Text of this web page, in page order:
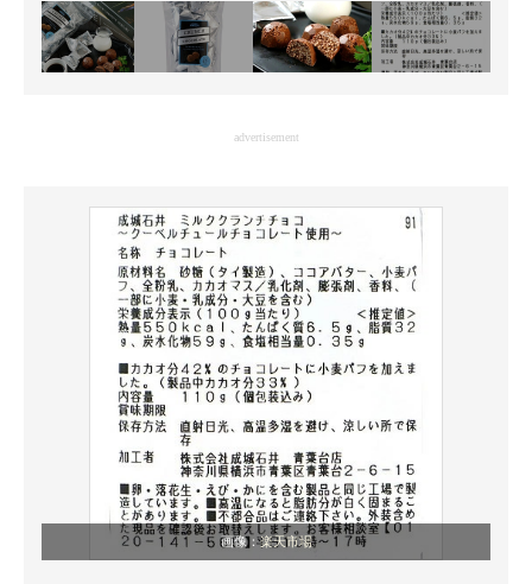
advertisement
画像：楽天市場